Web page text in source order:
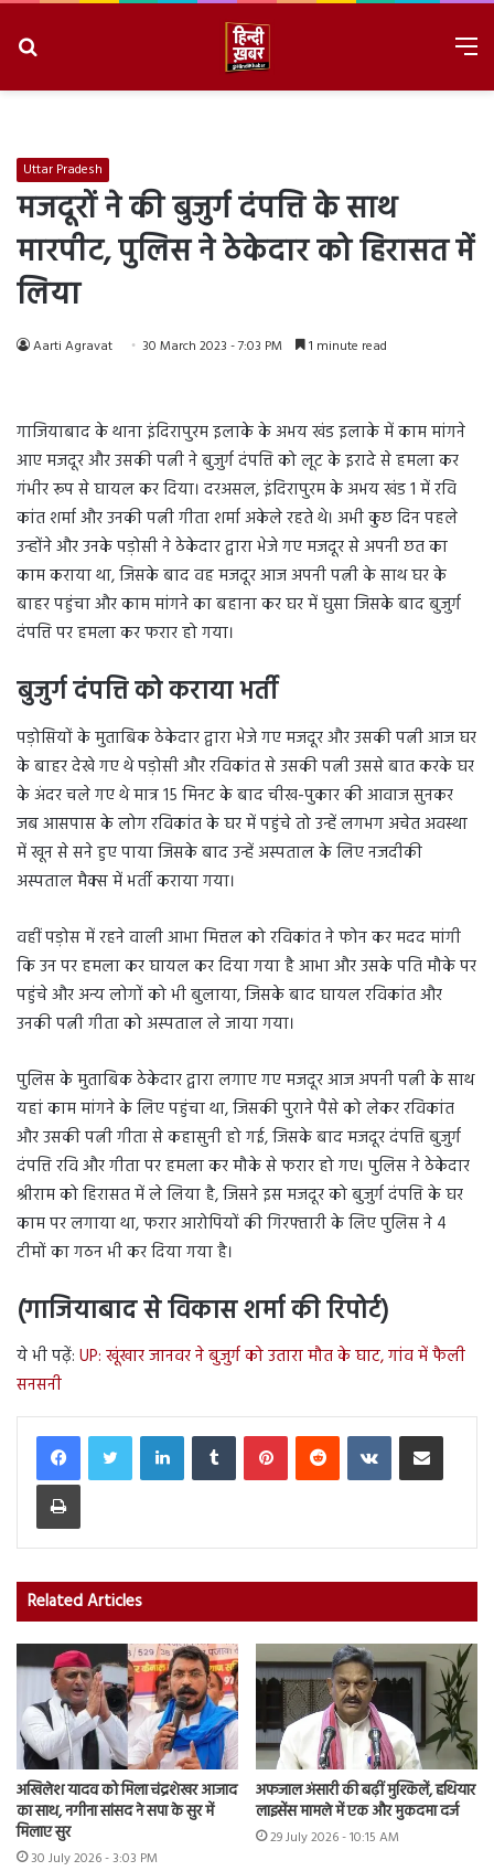
Uttar Pradesh
मजदूरों ने की बुजुर्ग दंपत्ति के साथ
मारपीट, पुलिस ने ठेकेदार को हिरासत में
लिया
Aarti Agravat 30 March 2023 - 7:03 PM 1 minute read
गाजियाबाद के थाना इंदिरापुरम इलाके के अभय खंड इलाके में काम मांगने
आए मजदूर और उसकी पत्नी ने बुजुर्ग दंपत्ति को लूट के इरादे से हमला कर
गंभीर रूप से घायल कर दिया। दरअसल, इंदिरापुरम के अभय खंड 1 में रवि
कांत शर्मा और उनकी पत्नी गीता शर्मा अकेले रहते थे। अभी कुछ दिन पहले
उन्होंने और उनके पड़ोसी ने ठेकेदार द्वारा भेजे गए मजदूर से अपनी छत का
काम कराया था, जिसके बाद वह मजदूर आज अपनी पत्नी के साथ घर के
बाहर पहुंचा और काम मांगने का बहाना कर घर में घुसा जिसके बाद बुजुर्ग
दंपत्ति पर हमला कर फरार हो गया।
बुजुर्ग दंपत्ति को कराया भर्ती
पड़ोसियों के मुताबिक ठेकेदार द्वारा भेजे गए मजदूर और उसकी पत्नी आज घर
के बाहर देखे गए थे पड़ोसी और रविकांत से उसकी पत्नी उससे बात करके घर
के अंदर चले गए थे मात्र 15 मिनट के बाद चीख-पुकार की आवाज सुनकर
जब आसपास के लोग रविकांत के घर में पहुंचे तो उन्हें लगभग अचेत अवस्था
में खून से सने हुए पाया जिसके बाद उन्हें अस्पताल के लिए नजदीकी
अस्पताल मैक्स में भर्ती कराया गया।
वहीं पड़ोस में रहने वाली आभा मित्तल को रविकांत ने फोन कर मदद मांगी
कि उन पर हमला कर घायल कर दिया गया है आभा और उसके पति मौके पर
पहुंचे और अन्य लोगों को भी बुलाया, जिसके बाद घायल रविकांत और
उनकी पत्नी गीता को अस्पताल ले जाया गया।
पुलिस के मुताबिक ठेकेदार द्वारा लगाए गए मजदूर आज अपनी पत्नी के साथ
यहां काम मांगने के लिए पहुंचा था, जिसकी पुराने पैसे को लेकर रविकांत
और उसकी पत्नी गीता से कहासुनी हो गई, जिसके बाद मजदूर दंपत्ति बुजुर्ग
दंपत्ति रवि और गीता पर हमला कर मौके से फरार हो गए। पुलिस ने ठेकेदार
श्रीराम को हिरासत में ले लिया है, जिसने इस मजदूर को बुजुर्ग दंपत्ति के घर
काम पर लगाया था, फरार आरोपियों की गिरफ्तारी के लिए पुलिस ने 4
टीमों का गठन भी कर दिया गया है।
(गाजियाबाद से विकास शर्मा की रिपोर्ट)
ये भी पढ़ें: UP: खूंखार जानवर ने बुजुर्ग को उतारा मौत के घाट, गांव में फैली
सनसनी
LinkedInTumblr PinterestReddit VKontakteShare via Email
Print
Related Articles
अखिलेश यादव को मिला चंद्रशेखर आजाद
का साथ, नगीना सांसद ने सपा के सुर में
मिलाए सुर
30 July 2026 - 3:03 PM
अफजाल अंसारी की बढ़ीं मुश्किलें, हथियार
लाइसेंस मामले में एक और मुकदमा दर्ज
29 July 2026 - 10:15 AM